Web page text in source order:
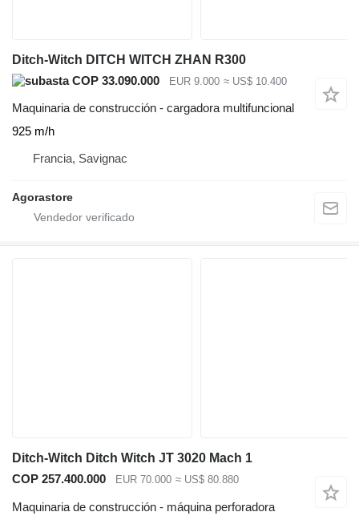
Ditch-Witch DITCH WITCH ZHAN R300
COP 33.090.000
EUR 9.000 ≈ US$ 10.400
Maquinaria de construcción - cargadora multifuncional
925 m/h
Francia, Savignac
Agorastore
Ditch-Witch Ditch Witch JT 3020 Mach 1
COP 257.400.000
EUR 70.000 ≈ US$ 80.880
Maquinaria de construcción - máquina perforadora